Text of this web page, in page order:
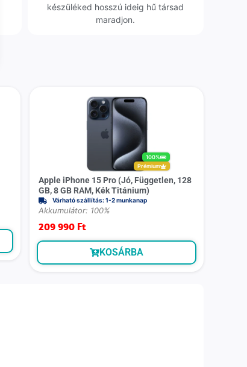
készüléked hosszú ideig hű társad
maradjon.
100%
Prémium
Apple iPhone 15 Pro (Jó, Független, 128
GB, 8 GB RAM, Kék Titánium)
Várható szállítás: 1-2 munkanap
Akkumulátor: 100%
209 990 Ft
KOSÁRBA